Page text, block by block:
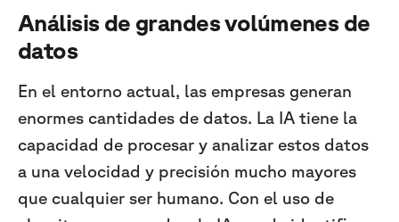
Análisis de grandes volúmenes de
datos
En el entorno actual, las empresas generan
enormes cantidades de datos. La IA tiene la
capacidad de procesar y analizar estos datos
a una velocidad y precisión mucho mayores
que cualquier ser humano. Con el uso de